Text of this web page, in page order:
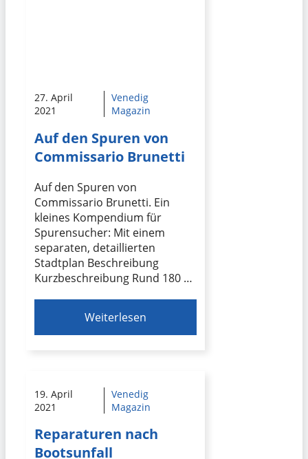
27. April
2021
Venedig
Magazin
Auf den Spuren von
Commissario Brunetti
Auf den Spuren von
Commissario Brunetti. Ein
kleines Kompendium für
Spurensucher: Mit einem
separaten, detaillierten
Stadtplan Beschreibung
Kurzbeschreibung Rund 180 …
Weiterlesen
19. April
2021
Venedig
Magazin
Reparaturen nach
Bootsunfall